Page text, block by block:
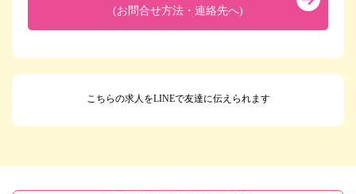
(お問合せ方法・連絡先へ)
こちらの求人をLINEで友達に伝えられます